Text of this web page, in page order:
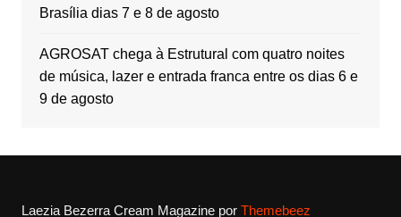
Brasília dias 7 e 8 de agosto
AGROSAT chega à Estrutural com quatro noites
de música, lazer e entrada franca entre os dias 6 e
9 de agosto
Laezia BezerraCream Magazine por Themebeez